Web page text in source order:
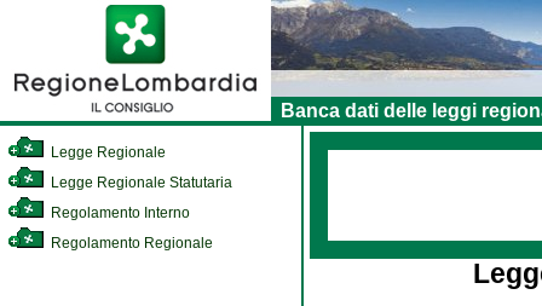
Banca dati delle leggi
Legge Regionale
Legge Regionale Statutaria
Regolamento Interno
Regolamento Regionale